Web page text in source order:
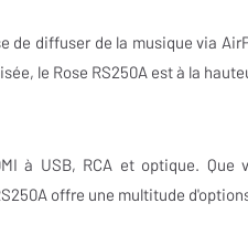
de diffuser de la musique via
le Rose RS250A est à la
à USB, RCA et optique. Que
offre une multitude